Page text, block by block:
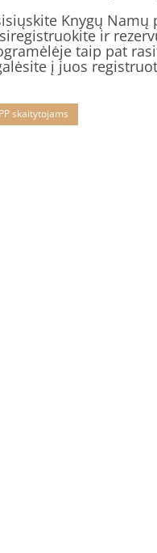
Knygų Namų
ir
taip pat
į juos
skaitytojams